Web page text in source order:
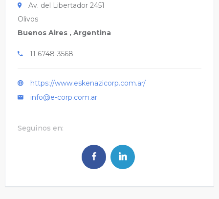
Av. del Libertador 2451
Olivos
Buenos Aires , Argentina
11 6748-3568
https://www.eskenazicorp.com.ar/
info@e-corp.com.ar
Seguinos en: